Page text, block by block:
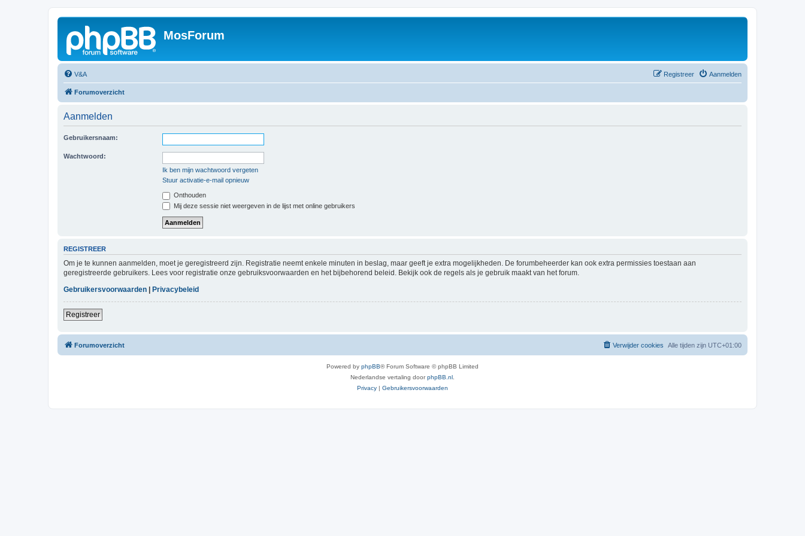
MosForum
V&A Aanmelden
Registreer
Forumoverzicht
Aanmelden
Gebruikersnaam:
Wachtwoord:
Ik ben mijn wachtwoord vergeten
Stuur activatie-e-mail opnieuw
Onthouden
Mij deze sessie niet weergeven in de lijst met online gebruikers
REGISTREER
Om je te kunnen aanmelden, moet je geregistreerd zijn. Registratie neemt enkele minuten in beslag, maar geeft je extra mogelijkheden. De forumbeheerder kan ook extra permissies toestaan aan
geregistreerde gebruikers. Lees voor registratie onze gebruiksvoorwaarden en het bijbehorend beleid. Bekijk ook de regels als je gebruik maakt van het forum.
Gebruikersvoorwaarden | Privacybeleid
Registreer
Forumoverzicht Alle tijden zijn UTC+01:00
Verwijder cookies
Powered by phpBB® Forum Software © phpBB Limited
Nederlandse vertaling doorphpBB.nl
Privacy | Gebruikersvoorwaarden